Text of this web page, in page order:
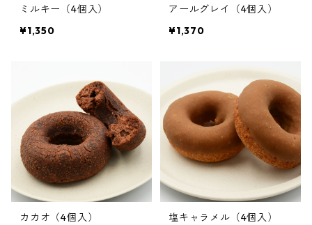
ミルキー（4個入）
¥1,350
アールグレイ（4個入）
¥1,370
カカオ（4個入）
塩キャラメル（4個入）